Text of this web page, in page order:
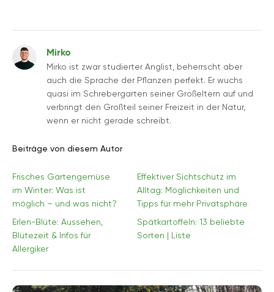
Mirko
Mirko ist zwar studierter Anglist, beherrscht aber
auch die Sprache der Pflanzen perfekt. Er wuchs
quasi im Schrebergarten seiner Großeltern auf und
verbringt den Großteil seiner Freizeit in der Natur,
wenn er nicht gerade schreibt.
Beiträge von diesem Autor
Frisches Gartengemüse
im Winter: Was ist
möglich – und was nicht?
Effektiver Sichtschutz im
Alltag: Möglichkeiten und
Tipps für mehr Privatsphäre
Erlen-Blüte: Aussehen,
Blütezeit & Infos für
Allergiker
Spätkartoffeln: 13 beliebte
Sorten | Liste